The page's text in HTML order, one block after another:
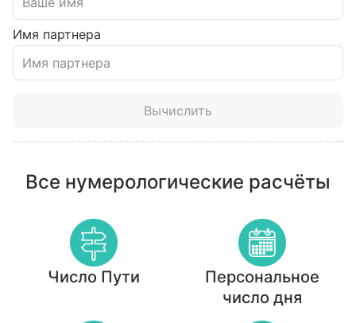
Имя партнера
Вычислить
Все нумерологические расчёты
Число Пути
Персональное
число дня